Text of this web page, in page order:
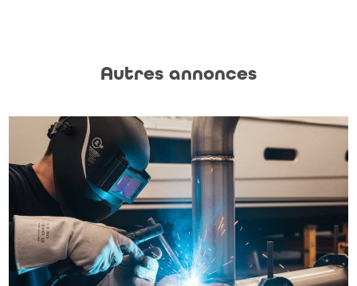
Autres annonces